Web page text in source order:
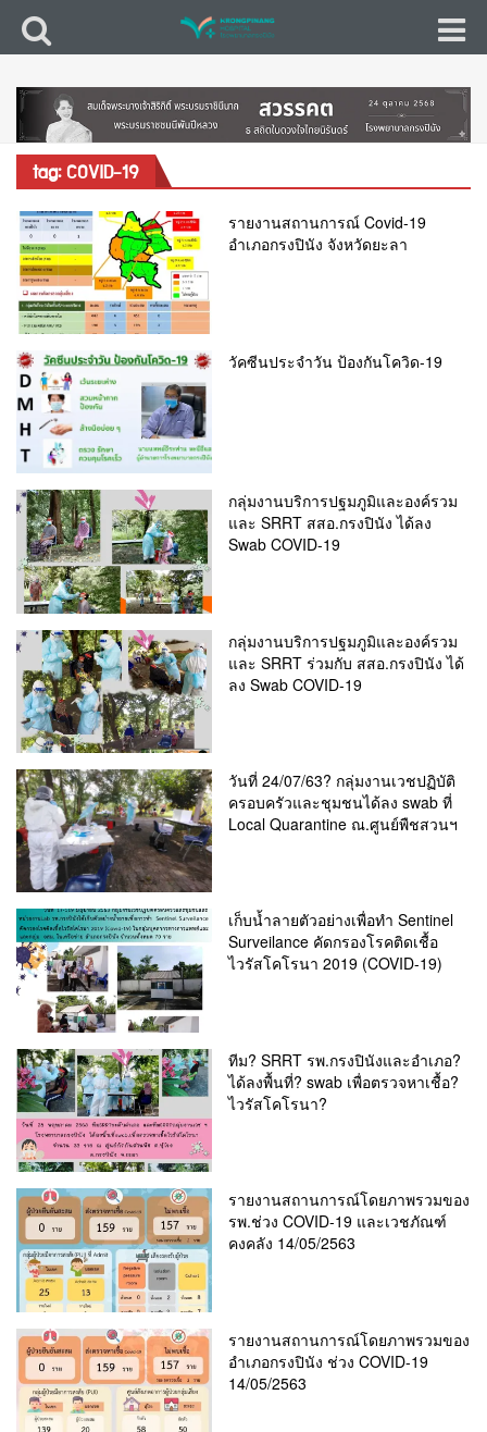
tag: COVID-19
รายงานสถานการณ์ Covid-19
อำเภอกรงปินัง จังหวัดยะลา
วัคซีนประจำวัน ป้องกันโควิด-19
กลุ่มงานบริการปฐมภูมิและองค์รวม
และ SRRT สสอ.กรงปินัง ได้ลง
Swab COVID-19
กลุ่มงานบริการปฐมภูมิและองค์รวม
และ SRRT ร่วมกับ สสอ.กรงปินัง ได้
ลง Swab COVID-19
วันที่ 24/07/63? กลุ่มงานเวชปฏิบัติ
ครอบครัวและชุมชนได้ลง swab ที่
Local Quarantine ณ.ศูนย์พืชสวนฯ
เก็บน้ำลายตัวอย่างเพื่อทำ Sentinel
Surveilance คัดกรองโรคติดเชื้อ
ไวรัสโคโรนา 2019 (COVID-19)
ทีม? SRRT รพ.กรงปินังและอำเภอ?
ได้ลงพื้นที่? swab เพื่อตรวจหาเชื้อ?
ไวรัสโคโรนา?
รายงานสถานการณ์โดยภาพรวมของ
รพ.ช่วง COVID-19 และเวชภัณฑ์
คงคลัง 14/05/2563
รายงานสถานการณ์โดยภาพรวมของ
อำเภอกรงปินัง ช่วง COVID-19
14/05/2563